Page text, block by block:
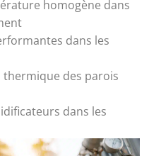
homogène dans
dans les
thermique des parois
dans les